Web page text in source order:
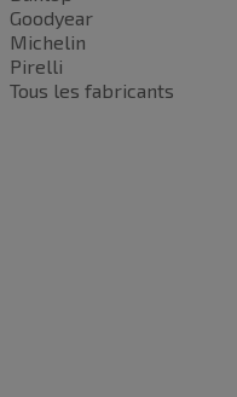
Goodyear
Michelin
Pirelli
Tous les fabricants